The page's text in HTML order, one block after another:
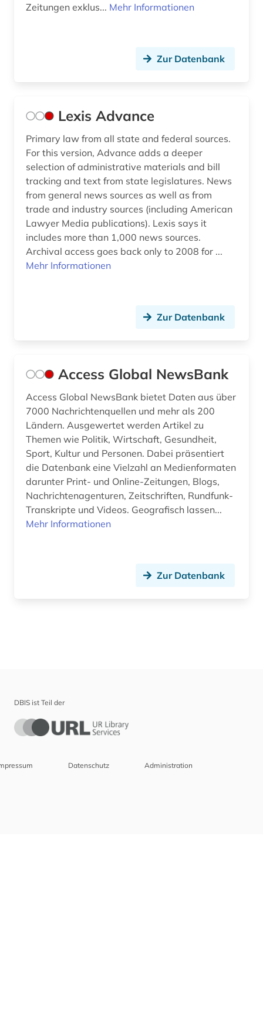
Zeitungen exklus... Mehr Informationen
Zur Datenbank
Lexis Advance
Primary law from all state and federal sources.
For this version, Advance adds a deeper
selection of administrative materials and bill
tracking and text from state legislatures. News
from general news sources as well as from
trade and industry sources (including American
Lawyer Media publications). Lexis says it
includes more than 1,000 news sources.
Archival access goes back only to 2008 for ...
Mehr Informationen
Zur Datenbank
Access Global NewsBank
Access Global NewsBank bietet Daten aus über
7000 Nachrichtenquellen und mehr als 200
Ländern. Ausgewertet werden Artikel zu
Themen wie Politik, Wirtschaft, Gesundheit,
Sport, Kultur und Personen. Dabei präsentiert
die Datenbank eine Vielzahl an Medienformaten
darunter Print- und Online-Zeitungen, Blogs,
Nachrichtenagenturen, Zeitschriften, Rundfunk-
Transkripte und Videos. Geografisch lassen...
Mehr Informationen
Zur Datenbank
DBIS ist Teil der
Datenschutz Administration